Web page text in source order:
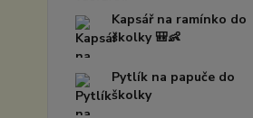
Kapsář na ramínko do
školky 🎒👶
Pytlík na papuče do
školky